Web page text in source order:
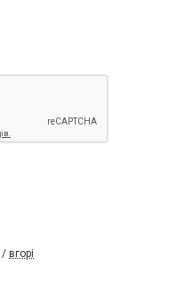
/ вгорі